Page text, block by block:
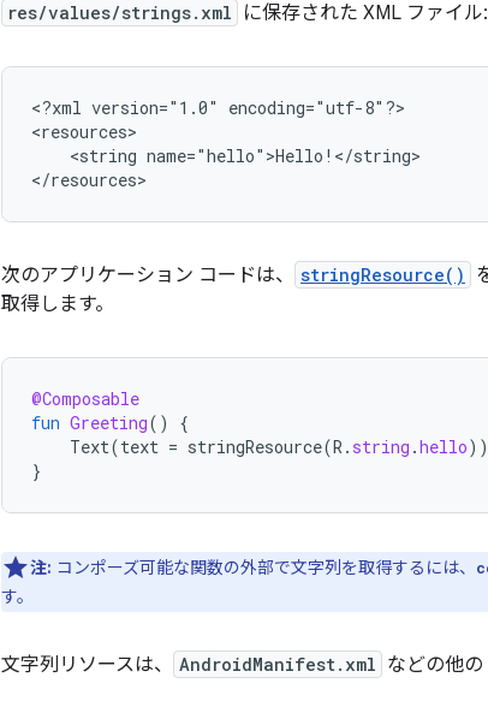
res/values/strings.xml に保存された XML ファイル:
<?xml version="1.0"
encoding="utf-8"?>
<string name="hello">Hello!</string>
</resources>
次のアプリケーション コードは、 stringResource()
取得します。
@Composable
fun Greeting()
{
Text(text = stringResource(R . string .hello))
}
注: コンポーズ可能な関数の外部で文字列を取得するには、
す。
文字列リソースは、 AndroidManifest.xml などの他の